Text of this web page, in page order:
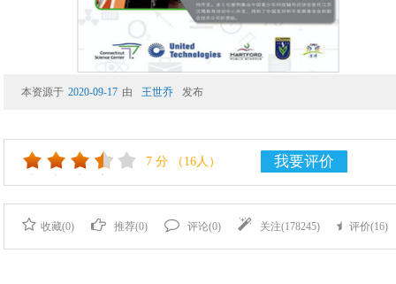
本资源于 2020-09-17 由 王世乔 发布
7 分 （16人） 我要评价
收藏(0) 推荐(0) 评论(0) 关注(178245) 评价(16)